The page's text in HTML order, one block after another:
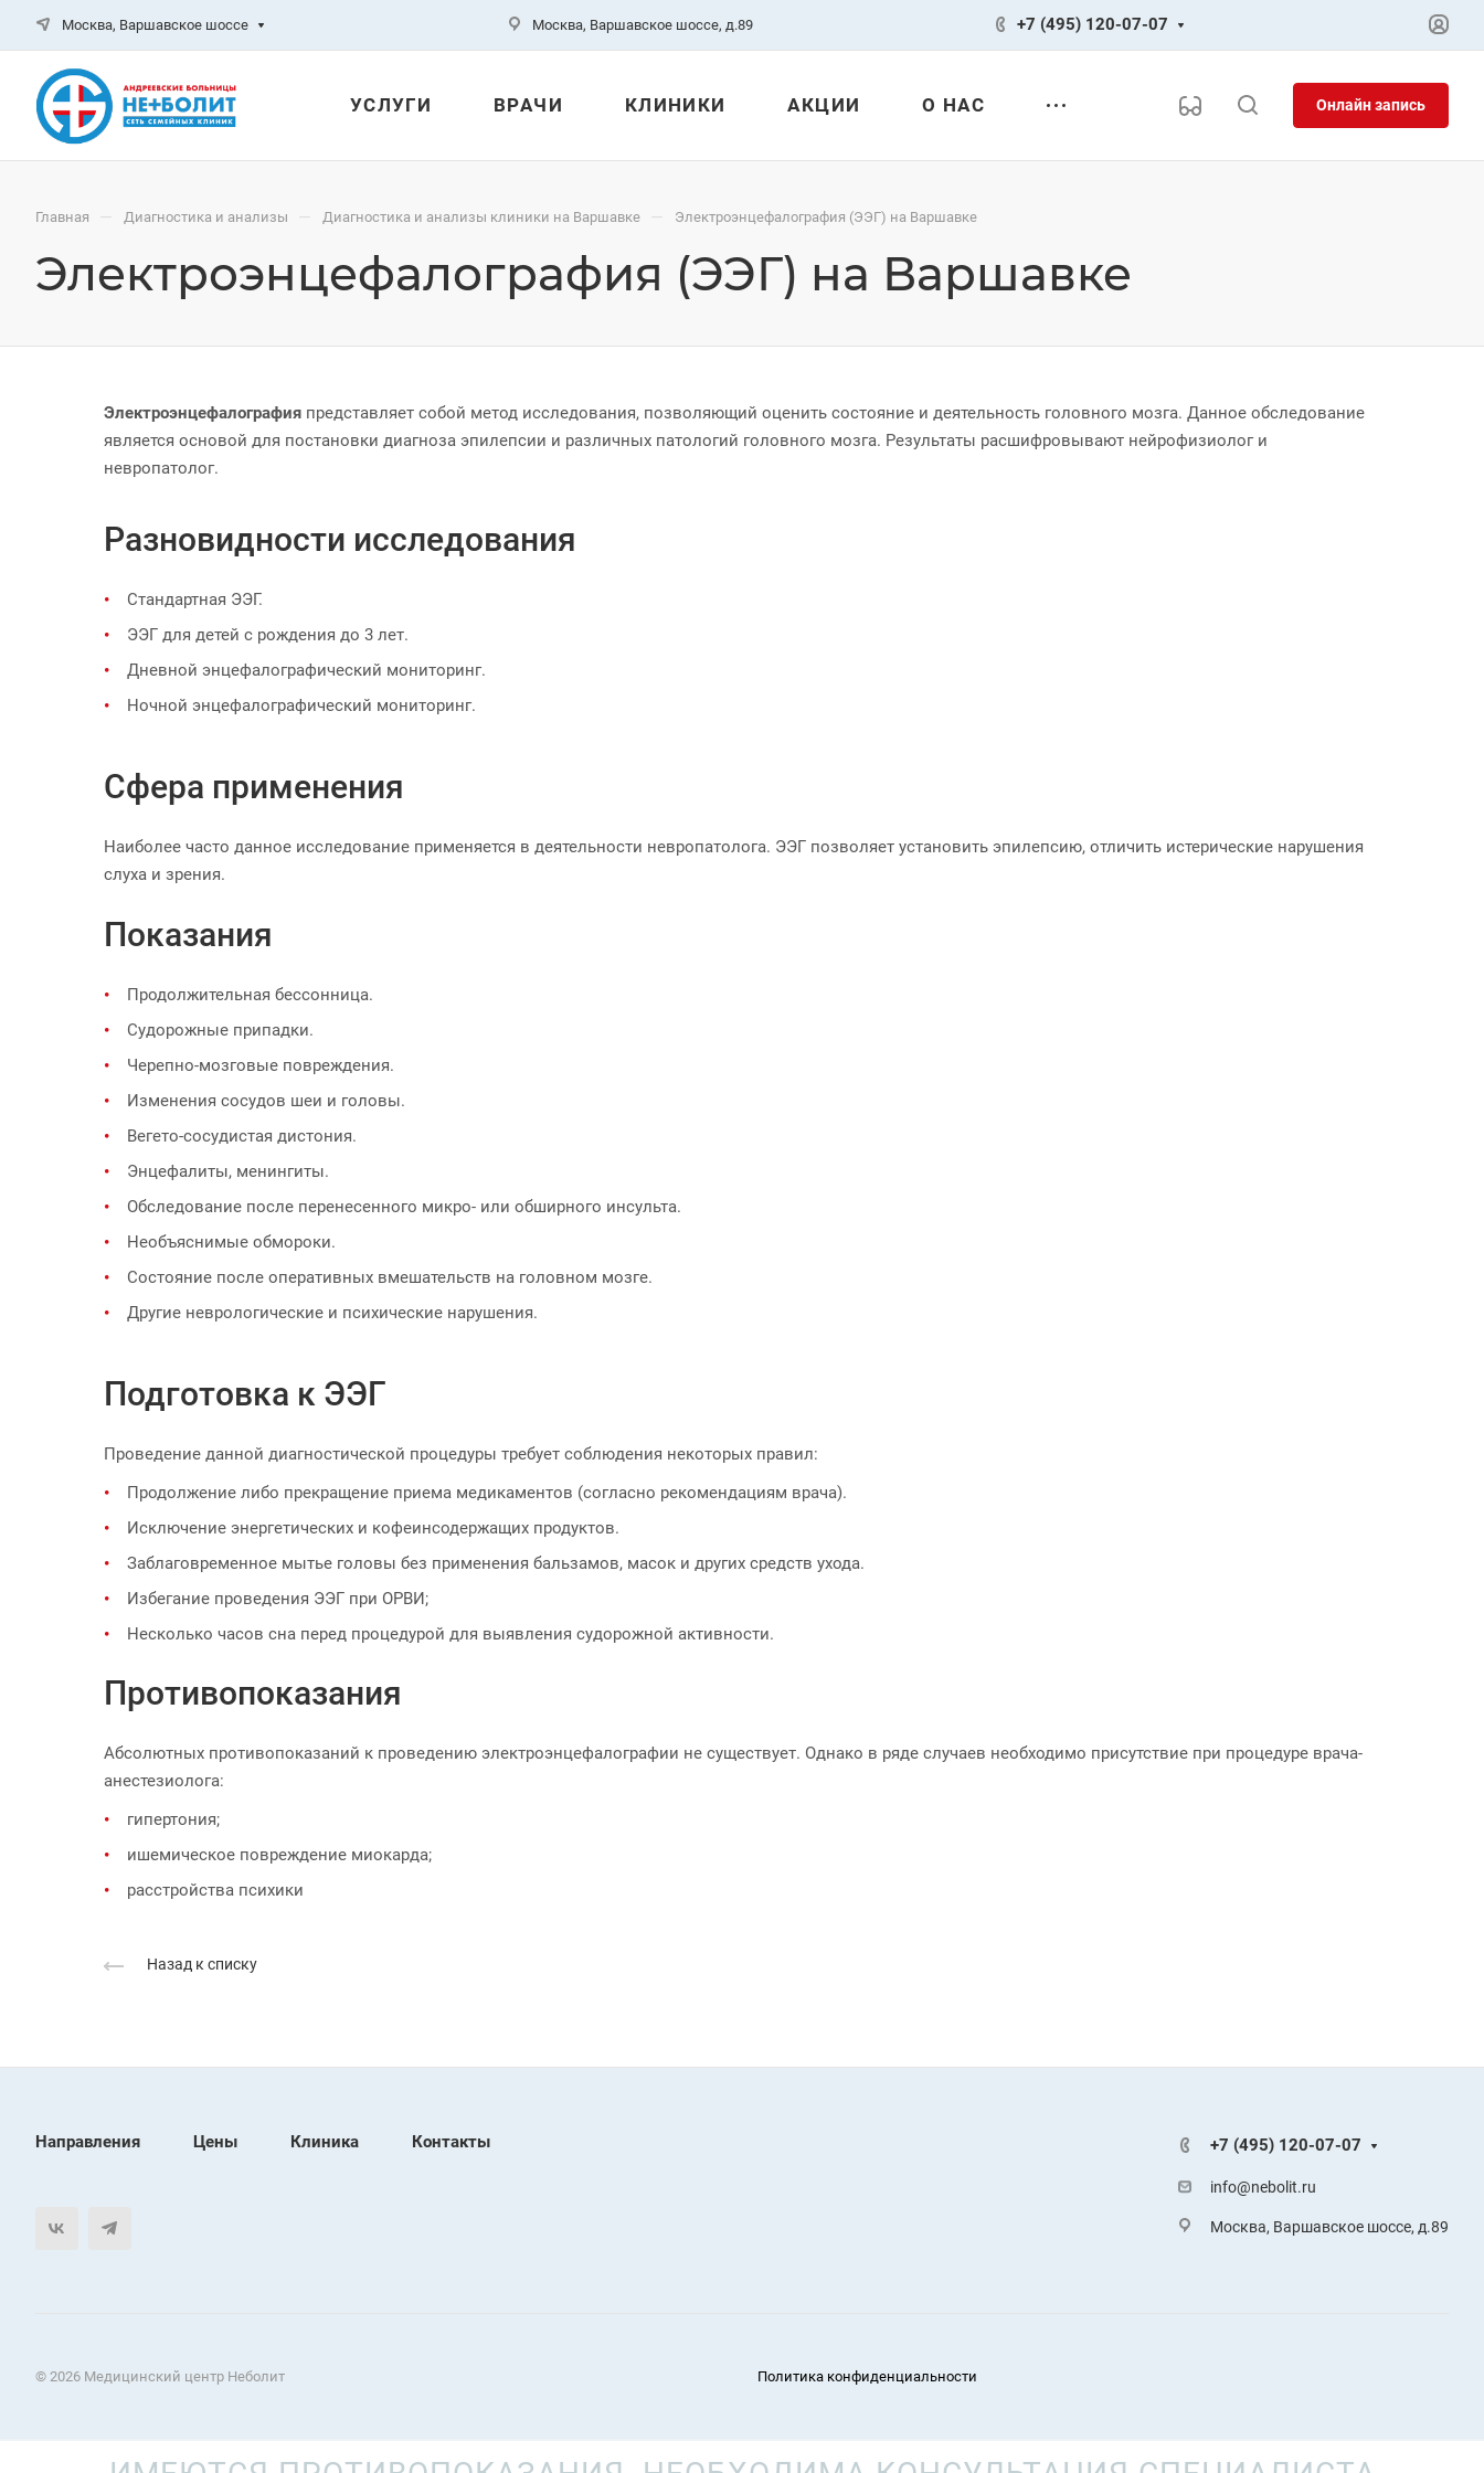
Москва, Варшавское шоссе Москва, Варшавское шоссе, д.89 +7 (495) 120-07-07
УСЛУГИ ВРАЧИ КЛИНИКИ АКЦИИ О НАС Онлайн запись
Главная — Диагностика и анализы — Диагностика и анализы клиники на Варшавке — Электроэнцефалография (ЭЭГ) на Варшавке
Электроэнцефалография (ЭЭГ) на Варшавке
Электроэнцефалография представляет собой метод исследования, позволяющий оценить состояние и деятельность головного мозга. Данное обследование
является основой для постановки диагноза эпилепсии и различных патологий головного мозга. Результаты расшифровывают нейрофизиолог и
невропатолог.
Разновидности исследования
Стандартная ЭЭГ.
ЭЭГ для детей с рождения до 3 лет.
Дневной энцефалографический мониторинг.
Ночной энцефалографический мониторинг.
Сфера применения
Наиболее часто данное исследование применяется в деятельности невропатолога. ЭЭГ позволяет установить эпилепсию, отличить истерические нарушения
слуха и зрения.
Показания
Продолжительная бессонница.
Судорожные припадки.
Черепно-мозговые повреждения.
Изменения сосудов шеи и головы.
Вегето-сосудистая дистония.
Энцефалиты, менингиты.
Обследование после перенесенного микро- или обширного инсульта.
Необъяснимые обмороки.
Состояние после оперативных вмешательств на головном мозге.
Другие неврологические и психические нарушения.
Подготовка к ЭЭГ
Проведение данной диагностической процедуры требует соблюдения некоторых правил:
Продолжение либо прекращение приема медикаментов (согласно рекомендациям врача).
Исключение энергетических и кофеинсодержащих продуктов.
Заблаговременное мытье головы без применения бальзамов, масок и других средств ухода.
Избегание проведения ЭЭГ при ОРВИ;
Несколько часов сна перед процедурой для выявления судорожной активности.
Противопоказания
Абсолютных противопоказаний к проведению электроэнцефалографии не существует. Однако в ряде случаев необходимо присутствие при процедуре врача-
анестезиолога:
гипертония;
ишемическое повреждение миокарда;
расстройства психики
Назад к списку
Направления Цены Клиника Контакты +7 (495) 120-07-07
info@nebolit.ru
Москва, Варшавское шоссе, д.89
© 2026 Медицинский центр Неболит Политика конфиденциальности